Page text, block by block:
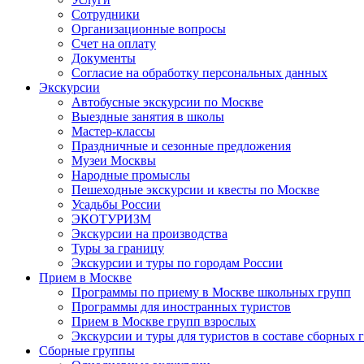
Сотрудники
Организационные вопросы
Счет на оплату
Документы
Согласие на обработку персональных данных
Экскурсии
Автобусные экскурсии по Москве
Выездные занятия в школы
Мастер-классы
Праздничные и сезонные предложения
Музеи Москвы
Народные промыслы
Пешеходные экскурсии и квесты по Москве
Усадьбы России
ЭКОТУРИЗМ
Экскурсии на производства
Туры за границу
Экскурсии и туры по городам России
Прием в Москве
Программы по приему в Москве школьных групп
Программы для иностранных туристов
Прием в Москве групп взрослых
Экскурсии и туры для туристов в составе сборных
Сборные группы